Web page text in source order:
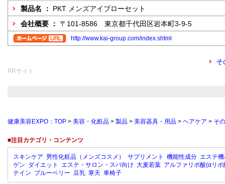
製品名 ： PKT メンズアイブローセット
会社概要 ： 〒101-8586 東京都千代田区岩本町3-9-5
http://www.kai-group.com/index.shtml
そ
PRサイト
健康美容EXPO：TOP > 美容・化粧品 > 製品 > 美容器具・用品 > ヘアケア > そ
■注目カテゴリ・コンテンツ
スキンケア 男性化粧品（メンズコスメ） サプリメント 機能性成分 エステ
ゲン ダイエット エステ・サロン・スパ向け 大麦若葉 アルファリポ酸(αリポ
テイン ブルーベリー 豆乳 寒天 車椅子